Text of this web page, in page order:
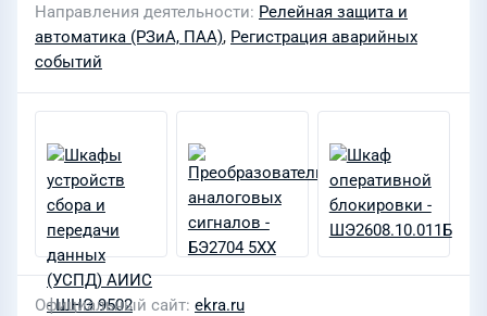
Направления деятельности Релейная защита и
автоматика (РЗиА, ПАА), Регистрация аварийных
событий
Официальный сайт ekra.ru